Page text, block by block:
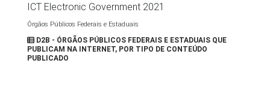
ICT Electronic Government 2021
Órgãos Públicos Federais e Estaduais
D2B - ÓRGÃOS PÚBLICOS FEDERAIS E ESTADUAIS QUE
PUBLICAM NA INTERNET, POR TIPO DE CONTEÚDO
PUBLICADO